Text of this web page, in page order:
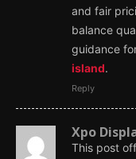
and fair
balance
guidance
island.
Reply
Xpo
This post